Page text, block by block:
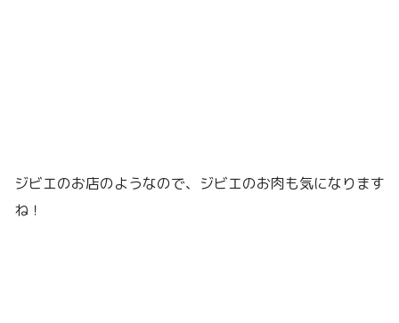
ジビエのお店のようなので、ジビエのお肉も気になります
ね！